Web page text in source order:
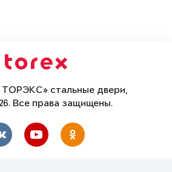
стальные двери,
Все права защищены.